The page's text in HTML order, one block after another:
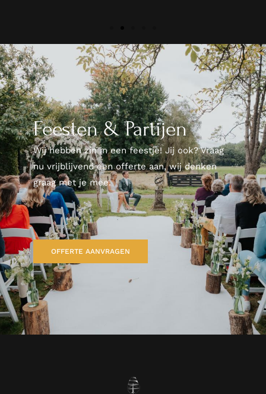
Feesten & Partijen
Wij hebben zin in een feestje! Jij ook? Vraag
nu vrijblijvend een offerte aan, wij denken
graag met je mee.
OFFERTE AANVRAGEN